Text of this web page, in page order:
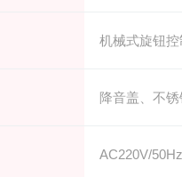
机械式旋钮控
降音盖、不
AC220V/